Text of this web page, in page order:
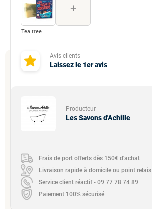
Avis clients
Laissez le 1er avis
Tea tree
+
Producteur
Les Savons d'Achille
Frais de port offerts dès 150€ d'achat
Livraison rapide à domicile ou point relais
Service client réactif - 09 77 78 74 89
Paiement 100% sécurisé